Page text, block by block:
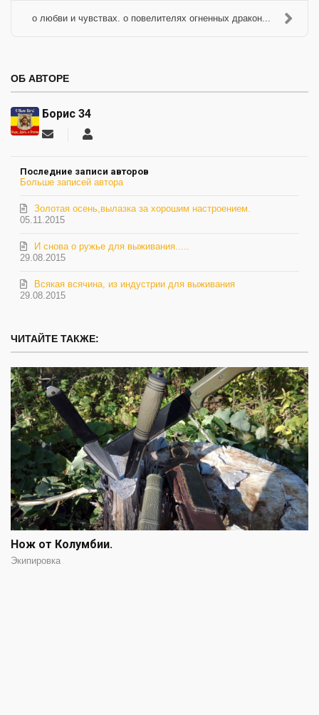
о любви и чувствах. о повелителях огненных дракон...
ОБ АВТОРЕ
Борис 34
Подписаться
автора
Последние записи авторов
Больше записей автора
05.11.2015
Золотая осень,вылазка за хорошим настроением.
29.08.2015
И снова о ружье для выживания.....
29.08.2015
Всякая всячина, из индустрии для выживания
ЧИТАЙТЕ ТАКЖЕ:
Нож от Колумбии.
Экипировка